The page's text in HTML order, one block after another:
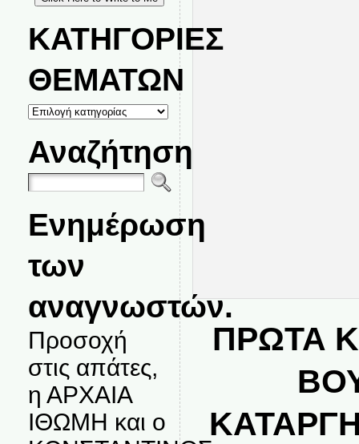
ΚΑΤΗΓΟΡΙΕΣ
ΘΕΜΑΤΩΝ
ΚΑΤΗΓΟΡΙΕΣ
ΘΕΜΑΤΩΝ
Αναζήτηση
Ενημέρωση
των
αναγνωστών.
Προσοχή
στις απάτες,
η ΑΡΧΑΙΑ
ΙΘΩΜΗ και ο
ΠΡΩΤΑ